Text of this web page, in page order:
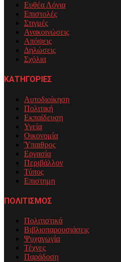
Ευθέα Λόγια
Επιστολές
Στιγμές
Ανακοινώσεις
Απόψεις
Δηλώσεις
Σχόλια
ΚΑΤΗΓΟΡΙΕΣ
Αυτοδιοίκηση
Πολιτική
Εκπαίδευση
Υγεία
Οικονομία
Ύπαιθρος
Εργασία
Περιβάλλον
Τύπος
Επιστημη
ΠΟΛΙΤΙΣΜΟΣ
Πολιτιστικά
Βιβλιοπαρουσιάσεις
Ψυχαγωγία
Τέχνες
Παράδοση